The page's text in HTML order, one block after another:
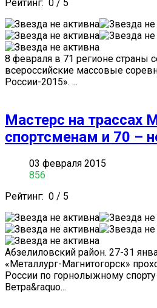
Рейтинг: 0 / 5
8 февраля в 71 регионе страны
всероссийские массовые
России-2015». ...
Мастерс на трассах
спортсменам и 70 –
03 февраля 2015
856
Рейтинг: 0 / 5
Абзелиловский район. 27-31
«Металлург-Магнитогорск»
России по горнолыжному спорту
Ветра&raquo...